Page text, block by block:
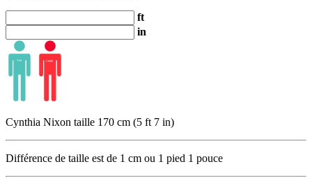
ft
in
Cynthia Nixon taille 170 cm (5 ft 7 in)
Différence de taille est de 1 cm ou 1 pied 1 pouce